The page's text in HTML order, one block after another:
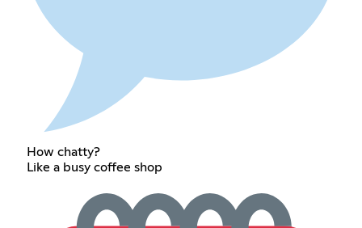
How chatty?
Like a busy coffee shop